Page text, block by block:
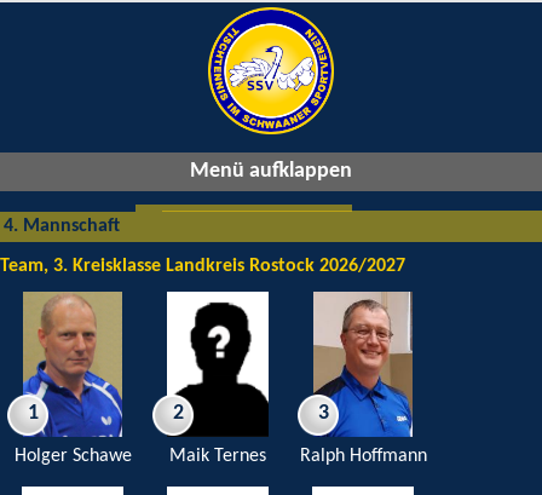
Menü aufklappen
4. Mannschaft
Team, 3. Kreisklasse Landkreis Rostock 2026/2027
Holger Schawe
1
Maik Ternes
2
Ralph Hoffmann
3